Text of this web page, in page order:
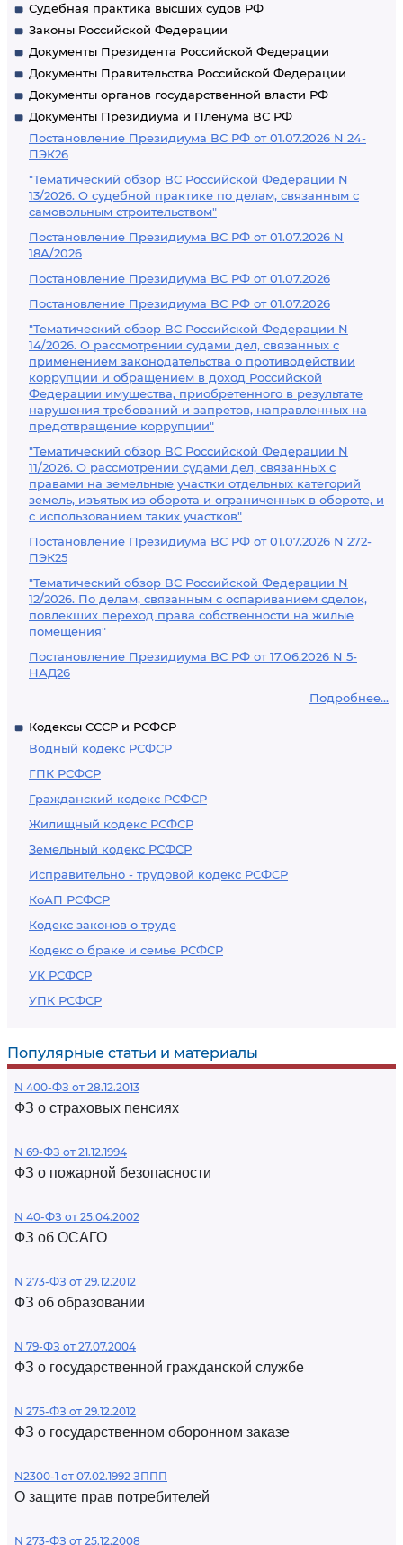
Судебная практика высших судов РФ
Законы Российской Федерации
Документы Президента Российской Федерации
Документы Правительства Российской Федерации
Документы органов государственной власти РФ
Документы Президиума и Пленума ВС РФ
Постановление Президиума ВС РФ от 01.07.2026 N 24-
ПЭК26
"Тематический обзор ВС Российской Федерации N
13/2026. О судебной практике по делам, связанным с
самовольным строительством"
Постановление Президиума ВС РФ от 01.07.2026 N
18А/2026
Постановление Президиума ВС РФ от 01.07.2026
Постановление Президиума ВС РФ от 01.07.2026
"Тематический обзор ВС Российской Федерации N
14/2026. О рассмотрении судами дел, связанных с
применением законодательства о противодействии
коррупции и обращением в доход Российской
Федерации имущества, приобретенного в результате
нарушения требований и запретов, направленных на
предотвращение коррупции"
"Тематический обзор ВС Российской Федерации N
11/2026. О рассмотрении судами дел, связанных с
правами на земельные участки отдельных категорий
земель, изъятых из оборота и ограниченных в обороте, и
с использованием таких участков"
Постановление Президиума ВС РФ от 01.07.2026 N 272-
ПЭК25
"Тематический обзор ВС Российской Федерации N
12/2026. По делам, связанным с оспариванием сделок,
повлекших переход права собственности на жилые
помещения"
Постановление Президиума ВС РФ от 17.06.2026 N 5-
НАД26
Подробнее...
Кодексы СССР и РСФСР
Водный кодекс РСФСР
ГПК РСФСР
Гражданский кодекс РСФСР
Жилищный кодекс РСФСР
Земельный кодекс РСФСР
Исправительно - трудовой кодекс РСФСР
КоАП РСФСР
Кодекс законов о труде
Кодекс о браке и семье РСФСР
УК РСФСР
УПК РСФСР
Популярные статьи и материалы
N 400-ФЗ от 28.12.2013
ФЗ о страховых пенсиях
N 69-ФЗ от 21.12.1994
ФЗ о пожарной безопасности
N 40-ФЗ от 25.04.2002
ФЗ об ОСАГО
N 273-ФЗ от 29.12.2012
ФЗ об образовании
N 79-ФЗ от 27.07.2004
ФЗ о государственной гражданской службе
N 275-ФЗ от 29.12.2012
ФЗ о государственном оборонном заказе
N2300-1 от 07.02.1992 ЗППП
О защите прав потребителей
N 273-ФЗ от 25.12.2008